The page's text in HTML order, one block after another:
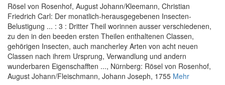
Rösel von Rosenhof, August Johann/Kleemann, Christian
Friedrich Carl: Der monatlich-herausgegebenen Insecten-
Belustigung ... : 3 : Dritter Theil worinnen ausser verschiedenen,
zu den in den beeden ersten Theilen enthaltenen Classen,
gehörigen Insecten, auch mancherley Arten von acht neuen
Classen nach ihrem Ursprung, Verwandlung und andern
wunderbaren Eigenschafften ..., Nürnberg: Rösel von Rosenhof,
August Johann/Fleischmann, Johann Joseph, 1755 Mehr